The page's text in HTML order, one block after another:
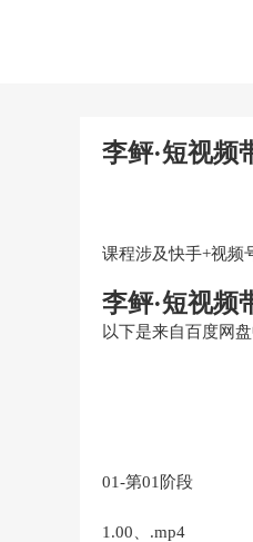
李鲆·短视频
课程涉及快手+视频
李鲆·短视频
以下是来自百度网
01-第01阶段
1.00、.mp4